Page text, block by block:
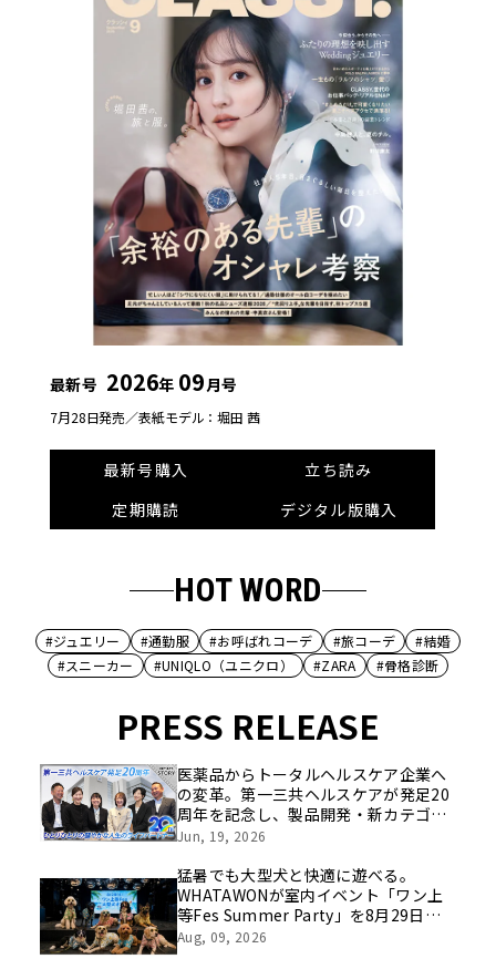
最新号 2026年 09月号
7月28日発売／表紙モデル：堀田 茜
最新号購入
立ち読み
定期購読
デジタル版購入
HOT WORD
#ジュエリー #通勤服 #お呼ばれコーデ #旅コーデ
#結婚
#スニーカー
#UNIQLO（ユニクロ） #ZARA #骨格診断
PRESS RELEASE
医薬品からトータルヘルスケア企業へ
の変革。第一三共ヘルスケアが発足20
周年を記念し、製品開発・新カテゴリ
挑戦の舞台や旧社統合時のエピソード
像を公開！
Jun, 19, 2026
猛暑でも大型犬と快適に遊べる。
WHATAWONが室内イベント「ワン上
等Fes Summer Party」を8月29日開
催
Aug, 09, 2026